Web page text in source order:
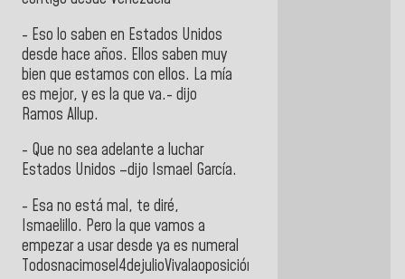
- Eso lo saben en Estados Unidos
desde hace años. Ellos saben muy
bien que estamos con ellos. La mía
es mejor, y es la que va.- dijo
Ramos Allup.
- Que no sea adelante a luchar
Estados Unidos –dijo Ismael García.
- Esa no está mal, te diré,
Ismaelillo. Pero la que vamos a
empezar a usar desde ya es numeral
Todosnacimosel4dejulioVivalaoposiciónvenezolana.